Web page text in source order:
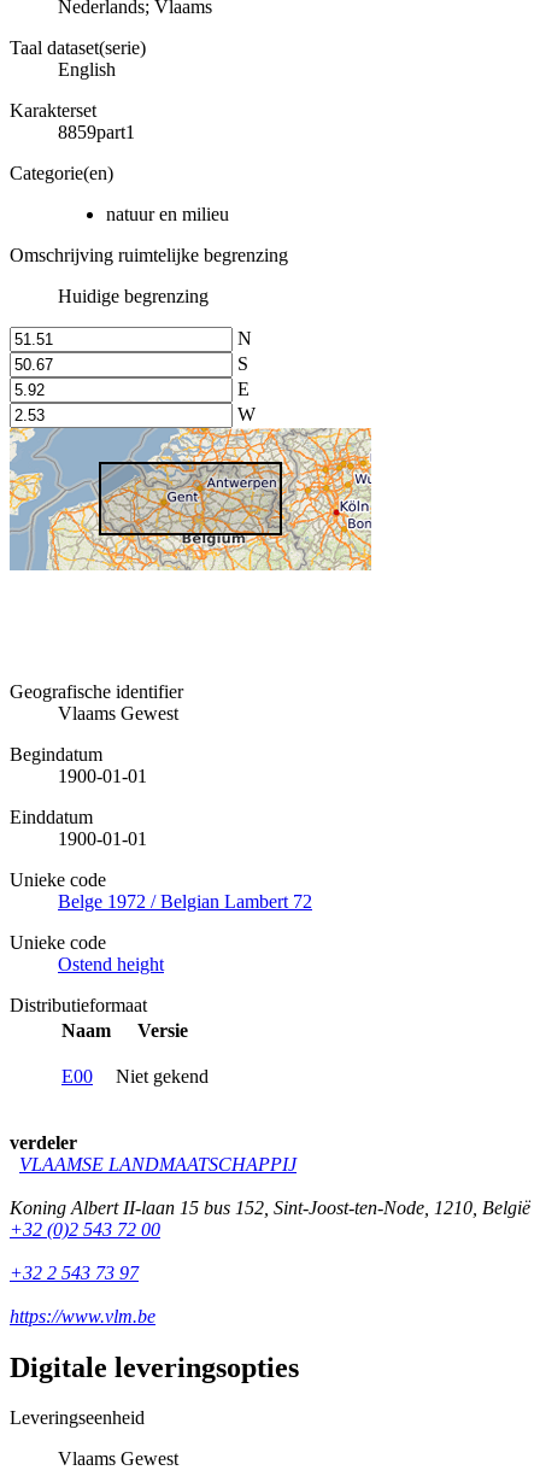
Nederlands; Vlaams
Taal dataset(serie)
English
Karakterset
8859part1
Categorie(en)
natuur en milieu
Omschrijving ruimtelijke begrenzing
Huidige begrenzing
N
S
E
W
Geografische identifier
Vlaams Gewest
Begindatum
1900-01-01
Einddatum
1900-01-01
Unieke code
Belge 1972 / Belgian Lambert 72
Unieke code
Ostend height
Distributieformaat
Naam
Versie
E00 Niet gekend
verdeler
VLAAMSE LANDMAATSCHAPPIJ
Koning Albert II-laan 15 bus 152 Sint-Joost-ten-Node 1210 België
+32 (0)2 543 72 00
+32 2 543 73 97
https://www.vlm.be
Digitale leveringsopties
Leveringseenheid
Vlaams Gewest